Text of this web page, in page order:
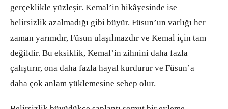
gerçeklikle yüzleşir. Kemal’in hikâyesinde ise
belirsizlik azalmadığı gibi büyür. Füsun’un varlığı her
zaman yarımdır, Füsun ulaşılmazdır ve Kemal için tam
değildir. Bu eksiklik, Kemal’in zihnini daha fazla
çalıştırır, ona daha fazla hayal kurdurur ve Füsun’a
daha çok anlam yüklemesine sebep olur.